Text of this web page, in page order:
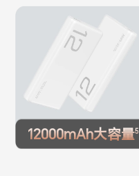
12000mAh大容量5